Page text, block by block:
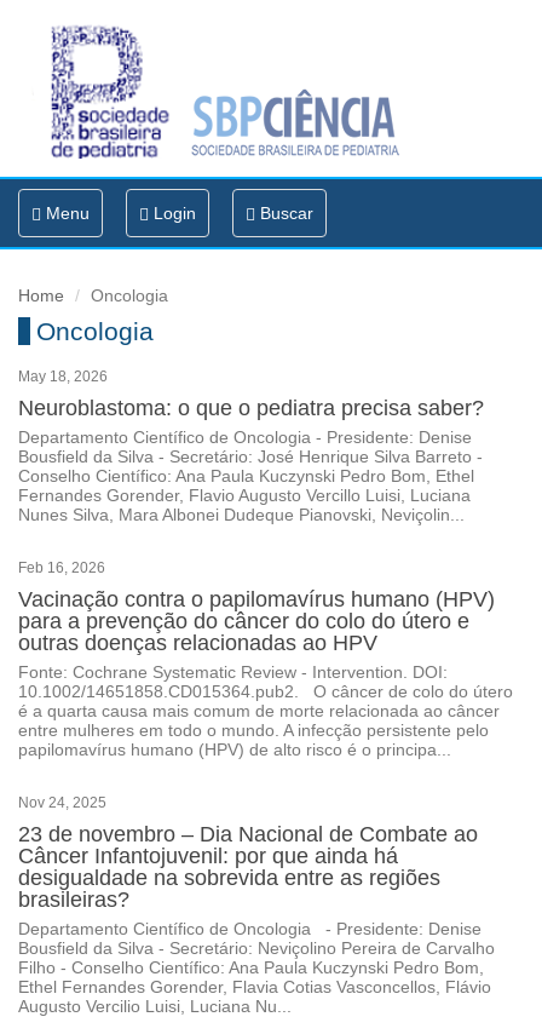
Toggle
navigation
Menu Login Buscar
Home Oncologia
Oncologia
May 18, 2026
Neuroblastoma: o que o pediatra precisa saber?
Departamento Científico de Oncologia - Presidente: Denise
Bousfield da Silva - Secretário: José Henrique Silva Barreto -
Conselho Científico: Ana Paula Kuczynski Pedro Bom, Ethel
Fernandes Gorender, Flavio Augusto Vercillo Luisi, Luciana
Nunes Silva, Mara Albonei Dudeque Pianovski, Neviçolin...
Feb 16, 2026
Vacinação contra o papilomavírus humano (HPV)
para a prevenção do câncer do colo do útero e
outras doenças relacionadas ao HPV
Fonte: Cochrane Systematic Review - Intervention. DOI:
10.1002/14651858.CD015364.pub2. O câncer de colo do útero
é a quarta causa mais comum de morte relacionada ao câncer
entre mulheres em todo o mundo. A infecção persistente pelo
papilomavírus humano (HPV) de alto risco é o principa...
Nov 24, 2025
23 de novembro – Dia Nacional de Combate ao
Câncer Infantojuvenil: por que ainda há
desigualdade na sobrevida entre as regiões
brasileiras?
Departamento Científico de Oncologia - Presidente: Denise
Bousfield da Silva - Secretário: Neviçolino Pereira de Carvalho
Filho - Conselho Científico: Ana Paula Kuczynski Pedro Bom,
Ethel Fernandes Gorender, Flavia Cotias Vasconcellos, Flávio
Augusto Vercilio Luisi, Luciana Nu...